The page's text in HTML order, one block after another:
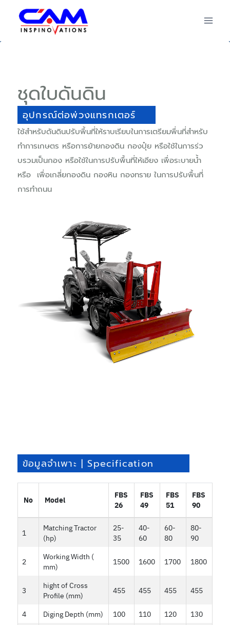
ชุดใบดันดิน
อุปกรณ์ต่อพ่วงแทรกเตอร์
ใช้สำหรับดันดินปรับพื้นที่ให้ราบเรียบในการเตรียมพื่นที่สำหรับ
ทำการเกษตร หรือการย้ายกองดิน กองปุ๋ย หรือใช้ในการร่ว
บรวมเป็นกอง หรือใช้ในการปรับพื้นที่ให้เอียง เพื่อระบายน้ำ
หรือ เพื่อเกลี่ยกองดิน กองหิน กองทราย ในการปรับพื้นที่
การทำถนน
ข้อมูลจำเพาะ | Specification
No Model
FBS
26
FBS
49
FBS
51
FBS
90
1
Matching Tractor
(hp)
25-
35
40-
60
60-
80
80-
90
2
Working Width (
mm)
1500 1600 1700 1800
3
hight of Cross
Profile (mm)
455 455 455 455
4 Diging Depth (mm) 100 110 120
130